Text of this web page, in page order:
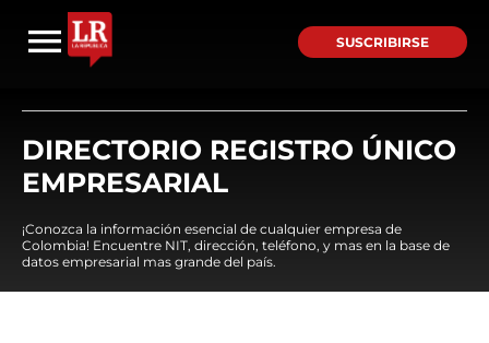
SUSCRIBIRSE
DIRECTORIO REGISTRO ÚNICO
EMPRESARIAL
¡Conozca la información esencial de cualquier empresa de
Colombia! Encuentre NIT, dirección, teléfono, y mas en la base de
datos empresarial mas grande del país.